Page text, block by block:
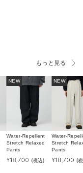
もっと見る
NEW
Water-Repellent
Stretch Relaxed
Pants
¥18,700 (税込)
NEW
Water-
Stretch
Pants
¥18,700 (